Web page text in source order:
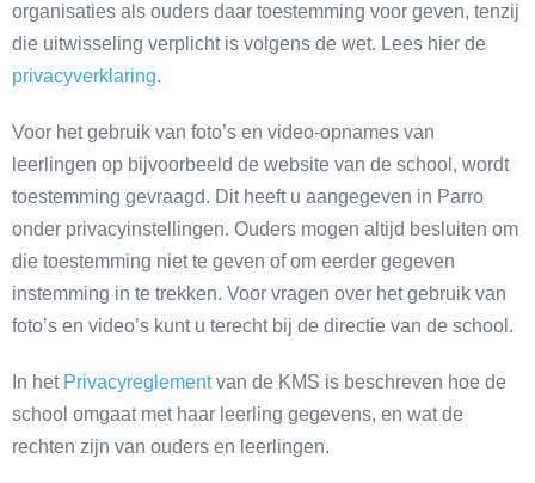
organisaties als ouders daar toestemming voor geven, tenzij
die uitwisseling verplicht is volgens de wet. Lees hier de
privacyverklaring.
Voor het gebruik van foto’s en video-opnames van
leerlingen op bijvoorbeeld de website van de school, wordt
toestemming gevraagd. Dit heeft u aangegeven in Parro
onder privacyinstellingen. Ouders mogen altijd besluiten om
die toestemming niet te geven of om eerder gegeven
instemming in te trekken. Voor vragen over het gebruik van
foto’s en video’s kunt u terecht bij de directie van de school.
In het Privacyreglementvan de KMS is beschreven hoe de
school omgaat met haar leerling gegevens, en wat de
rechten zijn van ouders en leerlingen.